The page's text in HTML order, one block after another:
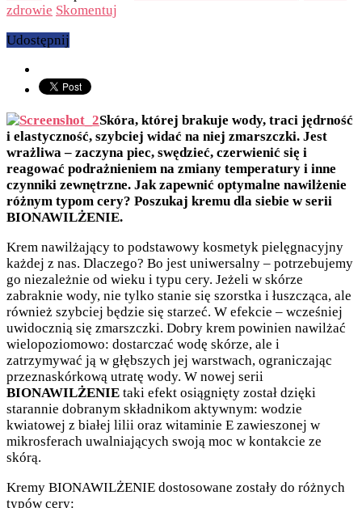
zdrowie Skomentuj
Udostępnij
Skóra, której brakuje wody, traci jędrność
i elastyczność, szybciej widać na niej zmarszczki. Jest
wrażliwa – zaczyna piec, swędzieć, czerwienić się i
reagować podrażnieniem na zmiany temperatury i inne
czynniki zewnętrzne. Jak zapewnić optymalne nawilżenie
różnym typom cery? Poszukaj kremu dla siebie w serii
BIONAWILŻENIE.
Krem nawilżający to podstawowy kosmetyk pielęgnacyjny
każdej z nas. Dlaczego? Bo jest uniwersalny – potrzebujemy
go niezależnie od wieku i typu cery. Jeżeli w skórze
zabraknie wody, nie tylko stanie się szorstka i łuszcząca, ale
również szybciej będzie się starzeć. W efekcie – wcześniej
uwidocznią się zmarszczki. Dobry krem powinien nawilżać
wielopoziomowo: dostarczać wodę skórze, ale i
zatrzymywać ją w głębszych jej warstwach, ograniczając
przeznaskórkową utratę wody. W nowej serii
BIONAWILŻENIE taki efekt osiągnięty został dzięki
starannie dobranym składnikom aktywnym: wodzie
kwiatowej z białej lilii oraz witaminie E zawieszonej w
mikrosferach uwalniających swoją moc w kontakcie ze
skórą.
Kremy BIONAWILŻENIE dostosowane zostały do różnych
typów cery: